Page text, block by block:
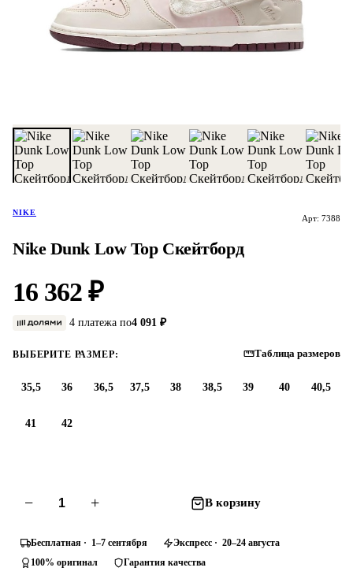
NIKE
Арт: 7388
Nike Dunk Low Top Скейтборд
16 362 ₽
4 платежа по4 091 ₽
ВЫБЕРИТЕ РАЗМЕР: Таблица размеров
35,5 36 36,5 37,5 38 38,5 39 40 40,5
41 42
− + В корзину
Бесплатная · 1–7 сентября
Экспресс · 20–24 августа
100% оригинал
Гарантия качества